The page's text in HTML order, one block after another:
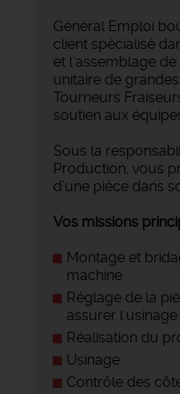
Général Emploi
client spécialisé
et l'assemblage
unitaire de
Tourneurs
soutien aux
Sous la
Production, vous
d’une pièce dans
Vos missions
Montage et
machine
Réglage de la
assurer l'usinage
Réalisation du
Usinage
Contrôle des